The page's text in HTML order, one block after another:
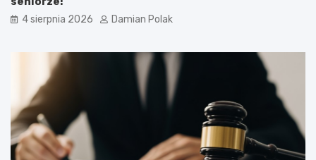
4 sierpnia 2026 Damian Polak